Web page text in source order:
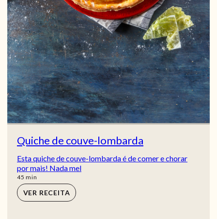
Quiche de couve-lombarda
Esta quiche de couve-lombarda é de comer e chorar
por mais! Nada mel
45 min
min
VER RECEITA